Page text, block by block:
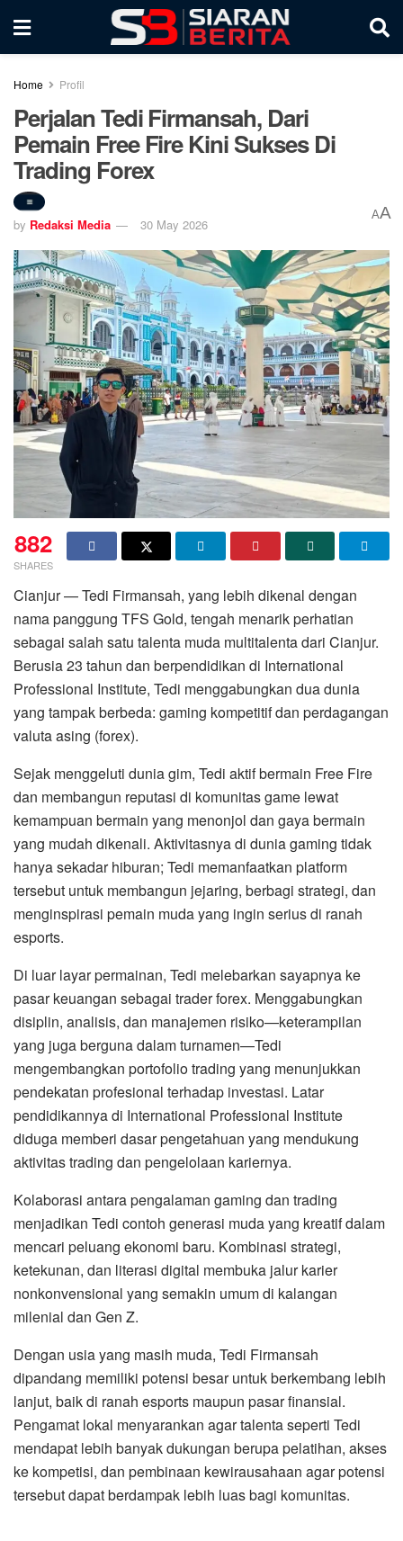
Home Profil
Perjalan Tedi Firmansah, Dari
Pemain Free Fire Kini Sukses Di
Trading Forex
by Redaksi Media 30 May 2026
AA
882
SHARES
Cianjur — Tedi Firmansah, yang lebih dikenal dengan
nama panggung TFS Gold, tengah menarik perhatian
sebagai salah satu talenta muda multitalenta dari Cianjur.
Berusia 23 tahun dan berpendidikan di International
Professional Institute, Tedi menggabungkan dua dunia
yang tampak berbeda: gaming kompetitif dan perdagangan
valuta asing (forex).
Sejak menggeluti dunia gim, Tedi aktif bermain Free Fire
dan membangun reputasi di komunitas game lewat
kemampuan bermain yang menonjol dan gaya bermain
yang mudah dikenali. Aktivitasnya di dunia gaming tidak
hanya sekadar hiburan; Tedi memanfaatkan platform
tersebut untuk membangun jejaring, berbagi strategi, dan
menginspirasi pemain muda yang ingin serius di ranah
esports.
Di luar layar permainan, Tedi melebarkan sayapnya ke
pasar keuangan sebagai trader forex. Menggabungkan
disiplin, analisis, dan manajemen risiko—keterampilan
yang juga berguna dalam turnamen—Tedi
mengembangkan portofolio trading yang menunjukkan
pendekatan profesional terhadap investasi. Latar
pendidikannya di International Professional Institute
diduga memberi dasar pengetahuan yang mendukung
aktivitas trading dan pengelolaan kariernya.
Kolaborasi antara pengalaman gaming dan trading
menjadikan Tedi contoh generasi muda yang kreatif dalam
mencari peluang ekonomi baru. Kombinasi strategi,
ketekunan, dan literasi digital membuka jalur karier
nonkonvensional yang semakin umum di kalangan
milenial dan Gen Z.
Dengan usia yang masih muda, Tedi Firmansah
dipandang memiliki potensi besar untuk berkembang lebih
lanjut, baik di ranah esports maupun pasar finansial.
Pengamat lokal menyarankan agar talenta seperti Tedi
mendapat lebih banyak dukungan berupa pelatihan, akses
ke kompetisi, dan pembinaan kewirausahaan agar potensi
tersebut dapat berdampak lebih luas bagi komunitas.